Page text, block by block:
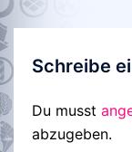
Schreibe
Du musst
abzugeben.